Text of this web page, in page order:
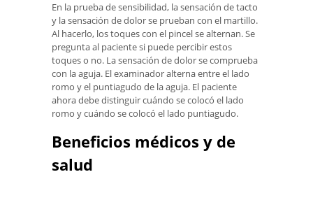
En la prueba de sensibilidad, la sensación de tacto
y la sensación de dolor se prueban con el martillo.
Al hacerlo, los toques con el pincel se alternan. Se
pregunta al paciente si puede percibir estos
toques o no. La sensación de dolor se comprueba
con la aguja. El examinador alterna entre el lado
romo y el puntiagudo de la aguja. El paciente
ahora debe distinguir cuándo se colocó el lado
romo y cuándo se colocó el lado puntiagudo.
Beneficios médicos y de
salud